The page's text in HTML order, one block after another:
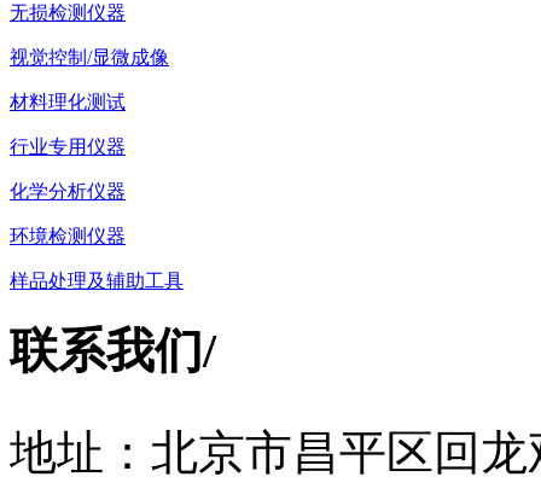
无损检测仪器
视觉控制/显微成像
材料理化测试
行业专用仪器
化学分析仪器
环境检测仪器
样品处理及辅助工具
联系我们/
地址：北京市昌平区回